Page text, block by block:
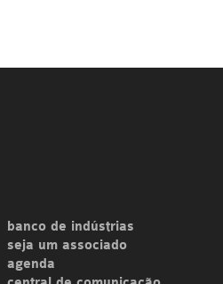
banco de indústrias
seja um associado
agenda